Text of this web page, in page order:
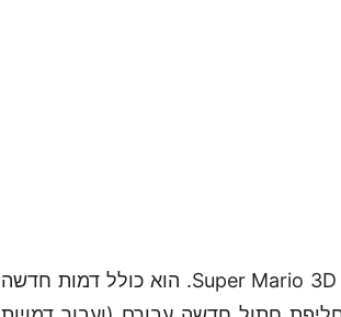
בנוסף יש לנו משחק חדש על ה-Wii U בשם Super Mario 3D World. הוא כולל דמות חדשה